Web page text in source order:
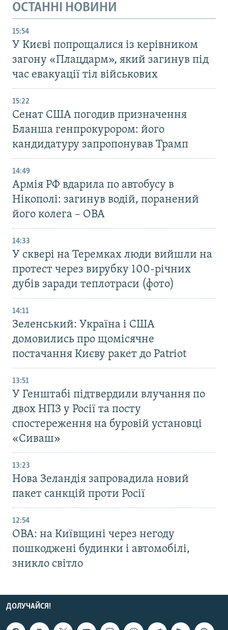
ОСТАННІ НОВИНИ
15:54
У Києві попрощалися із керівником
загону «Плацдарм», який загинув під
час евакуації тіл військових
15:22
Сенат США погодив призначення
Бланша генпрокурором: його
кандидатуру запропонував Трамп
14:49
Армія РФ вдарила по автобусу в
Нікополі: загинув водій, поранений
його колега – ОВА
14:33
У сквері на Теремках люди вийшли на
протест через вирубку 100-річних
дубів заради теплотраси (фото)
14:11
Зеленський: Україна і США
домовились про щомісячне
постачання Києву ракет до Patriot
13:51
У Генштабі підтвердили влучання по
двох НПЗ у Росії та посту
спостереження на буровій установці
«Сиваш»
13:23
Нова Зеландія запровадила новий
пакет санкцій проти Росії
12:54
ОВА: на Київщині через негоду
пошкоджені будинки і автомобілі,
зникло світло
ДОЛУЧАЙСЯ!